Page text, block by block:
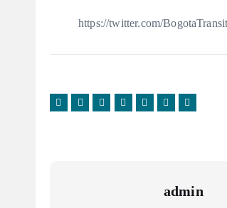
https://twitter.com/
admin